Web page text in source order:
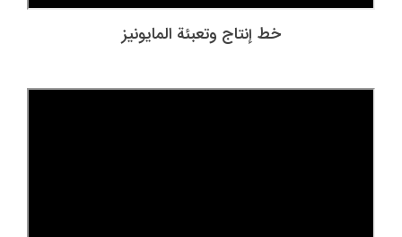
خط إنتاج وتعبئة المايونيز